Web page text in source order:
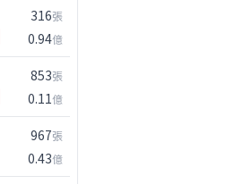
316張
0.94億
853張
0.11億
967張
0.43億